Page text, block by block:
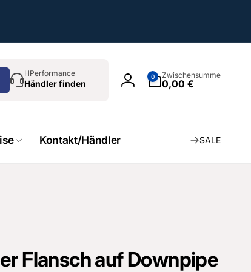
HPerformance
Händler finden Einloggen
0
Artikel
Zwischensumme
0,00 €
Kontakt/Händler SALE
Flansch auf Downpipe